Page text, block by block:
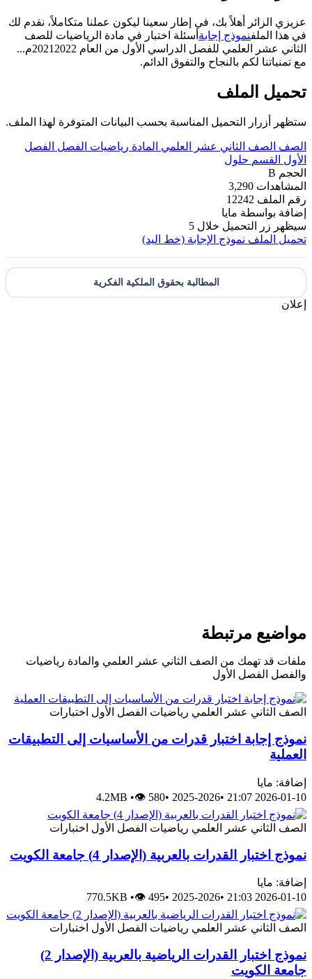
عزيزي الزائر أهلاً بك، في إطار سعينا ليكون عملنا متكاملاً، نقدم لك
في هذا الملفنموذج إجابةأسئلة اختبار في مادة الرياضيات للصف
الثاني عشر العلمي للفصل الدراسي الأول من العام 20212022م...
مع تمنياتنا لكم بالنجاح والتفوق الدائم.
تحميل الملف
ستظهر أزرار التحميل المناسبة بحسب البيانات المتوفرة لهذا الملف.
الصف الصف الثاني عشر العلمي المادة رياضيات الفصل
الفصل
الأول
القسم حلول
الحجم B
المشاهدات 3,290
رقم الملف 12242
إضافة بواسطة مايا
سيظهر زر التحميل خلال 5
تحميل الملف نموذج الإجابة (خط اليد)
المطالبة بحقوق الملكية الفكرية
إعلان
مواضيع مرتبطة
ملفات قد تهمك من الصف الثاني عشر العلمي والمادة رياضيات
والفصل الفصل الأول
الصف الثاني عشر العلمي رياضيات الفصل الأول اختبارات
نموذج إجابة اختبار قدرات من الأساسيات إلى التطبيقات
العملية
إضافة: مايا
2026-01-10 21:07
•
2025-2026
•
4.2MB •👁 580
الصف الثاني عشر العلمي رياضيات الفصل الأول اختبارات
نموذج اختبار القدرات بالعربية (الإصدار 4) جامعة الكويت
إضافة: مايا
2026-01-10 21:03
•
2025-2026
•
770.5KB •👁 495
الصف الثاني عشر العلمي رياضيات الفصل الأول اختبارات
نموذج اختبار القدرات الرياضية بالعربية (الإصدار 2)
جامعة الكويت